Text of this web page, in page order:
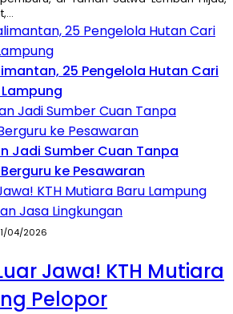
25 Pengelola Hutan Cari
Lampung
Jadi Sumber Cuan Tanpa
ke Pesawaran
04/2026
Jawa! KTH Mutiara
Pelopor